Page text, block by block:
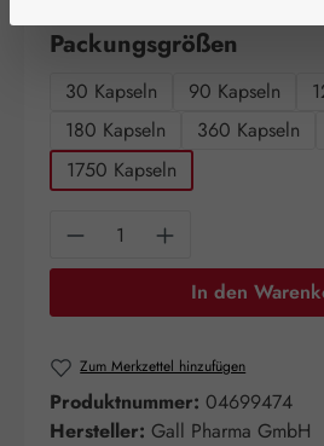
Packungsgrößen
30 Kapseln 90 Kapseln
180 Kapseln
360 Kapseln
1750 Kapseln
Produkt Anzahl: Gib
In den
Zum Merkzettel hinzufügen
Produktnummer: 04699474
Hersteller: Gall Pharma GmbH